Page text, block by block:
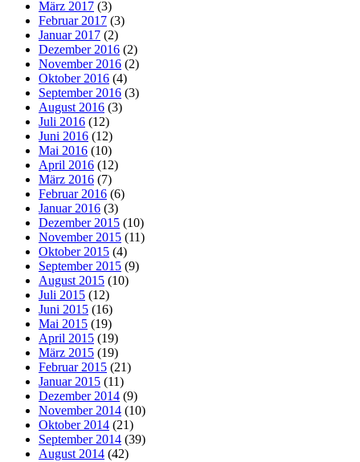
März 2017 (3)
Februar 2017 (3)
Januar 2017 (2)
Dezember 2016 (2)
November 2016 (2)
Oktober 2016 (4)
September 2016 (3)
August 2016 (3)
Juli 2016 (12)
Juni 2016 (12)
Mai 2016 (10)
April 2016 (12)
März 2016 (7)
Februar 2016 (6)
Januar 2016 (3)
Dezember 2015 (10)
November 2015 (11)
Oktober 2015 (4)
September 2015 (9)
August 2015 (10)
Juli 2015 (12)
Juni 2015 (16)
Mai 2015 (19)
April 2015 (19)
März 2015 (19)
Februar 2015 (21)
Januar 2015 (11)
Dezember 2014 (9)
November 2014 (10)
Oktober 2014 (21)
September 2014 (39)
August 2014 (42)